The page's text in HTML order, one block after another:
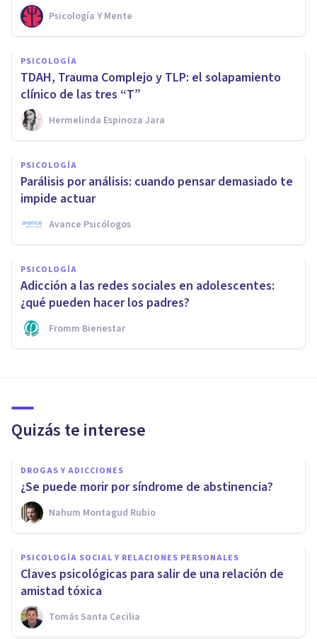
Psicología Y Mente
PSICOLOGÍA
TDAH, Trauma Complejo y TLP: el solapamiento
clínico de las tres “T”
Hermelinda Espinoza Jara
PSICOLOGÍA
Parálisis por análisis: cuando pensar demasiado te
impide actuar
Avance Psicólogos
PSICOLOGÍA
Adicción a las redes sociales en adolescentes:
¿qué pueden hacer los padres?
Fromm Bienestar
Quizás te interese
DROGAS Y ADICCIONES
¿Se puede morir por síndrome de abstinencia?
Nahum Montagud Rubio
PSICOLOGÍA SOCIAL Y RELACIONES PERSONALES
Claves psicológicas para salir de una relación de
amistad tóxica
Tomás Santa Cecilia